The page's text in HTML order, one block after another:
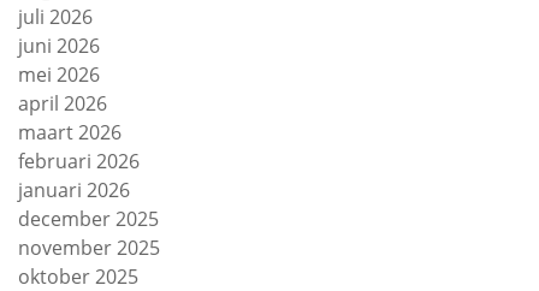
juli 2026
juni 2026
mei 2026
april 2026
maart 2026
februari 2026
januari 2026
december 2025
november 2025
oktober 2025